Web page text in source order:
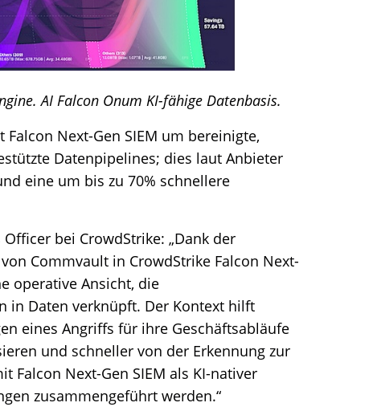
AI Falcon Onum KI-fähige Datenbasis.
Next-Gen SIEM um bereinigte,
Datenpipelines; dies laut Anbieter
eine um bis zu 70% schnellere
bei CrowdStrike: „Dank der
Commvault in CrowdStrike Falcon Next-
operative Ansicht, die
in Daten verknüpft. Der Kontext hilft
eines Angriffs für ihre Geschäftsabläufe
und schneller von der Erkennung zur
Falcon Next-Gen SIEM als KI-nativer
zusammengeführt werden.“